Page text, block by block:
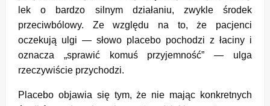
lek o bardzo silnym działaniu, zwykle środek
przeciwbólowy. Ze względu na to, że pacjenci
oczekują ulgi — słowo placebo pochodzi z łaciny i
oznacza „sprawić komuś przyjemność” — ulga
rzeczywiście przychodzi.
Placebo objawia się tym, że nie mając konkretnych